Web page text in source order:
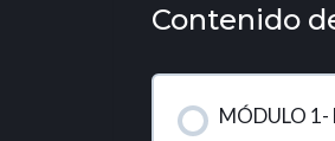
Contenido
MÓDULO 1-